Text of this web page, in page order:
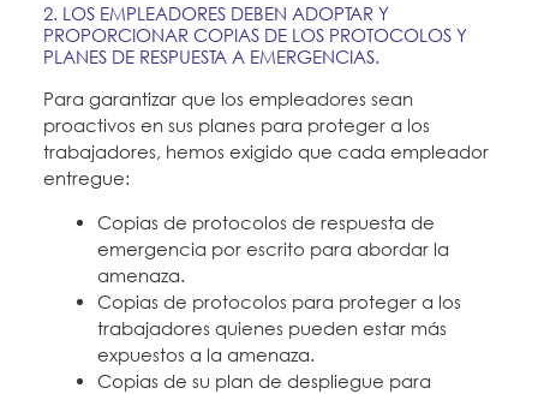
2. LOS EMPLEADORES DEBEN ADOPTAR Y
PROPORCIONAR COPIAS DE LOS PROTOCOLOS Y
PLANES DE RESPUESTA A EMERGENCIAS.
Para garantizar que los empleadores sean
proactivos en sus planes para proteger a los
trabajadores, hemos exigido que cada empleador
entregue:
Copias de protocolos de respuesta de
emergencia por escrito para abordar la
amenaza.
Copias de protocolos para proteger a los
trabajadores quienes pueden estar más
expuestos a la amenaza.
Copias de su plan de despliegue para